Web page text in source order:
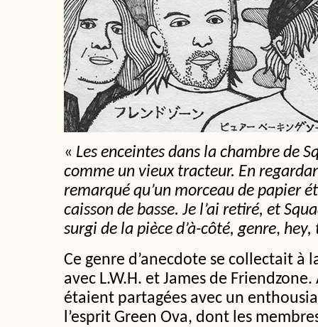
« Les enceintes dans la chambre de
comme un vieux tracteur. En
remarqué qu’un morceau de papier
caisson de basse. Je l’ai retiré, et
surgi de la pièce d’à-côté, genre, hey,
Ce genre d’anecdote se collectait à
avec L.W.H. et James de
étaient partagées avec un
l’esprit Green Ova, dont les